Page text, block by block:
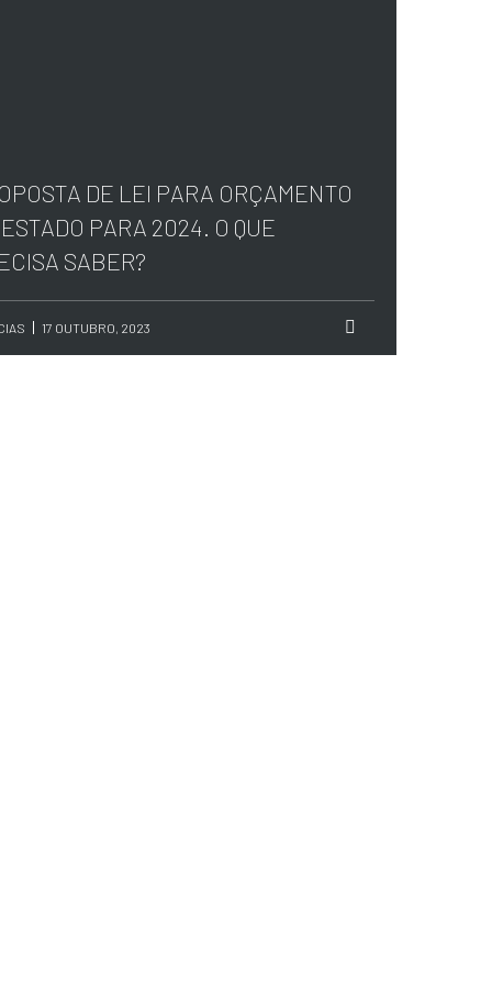
DE LEI PARA ORÇAMENTO
PARA 2024. O QUE
SABER?
17 OUTUBRO, 2023